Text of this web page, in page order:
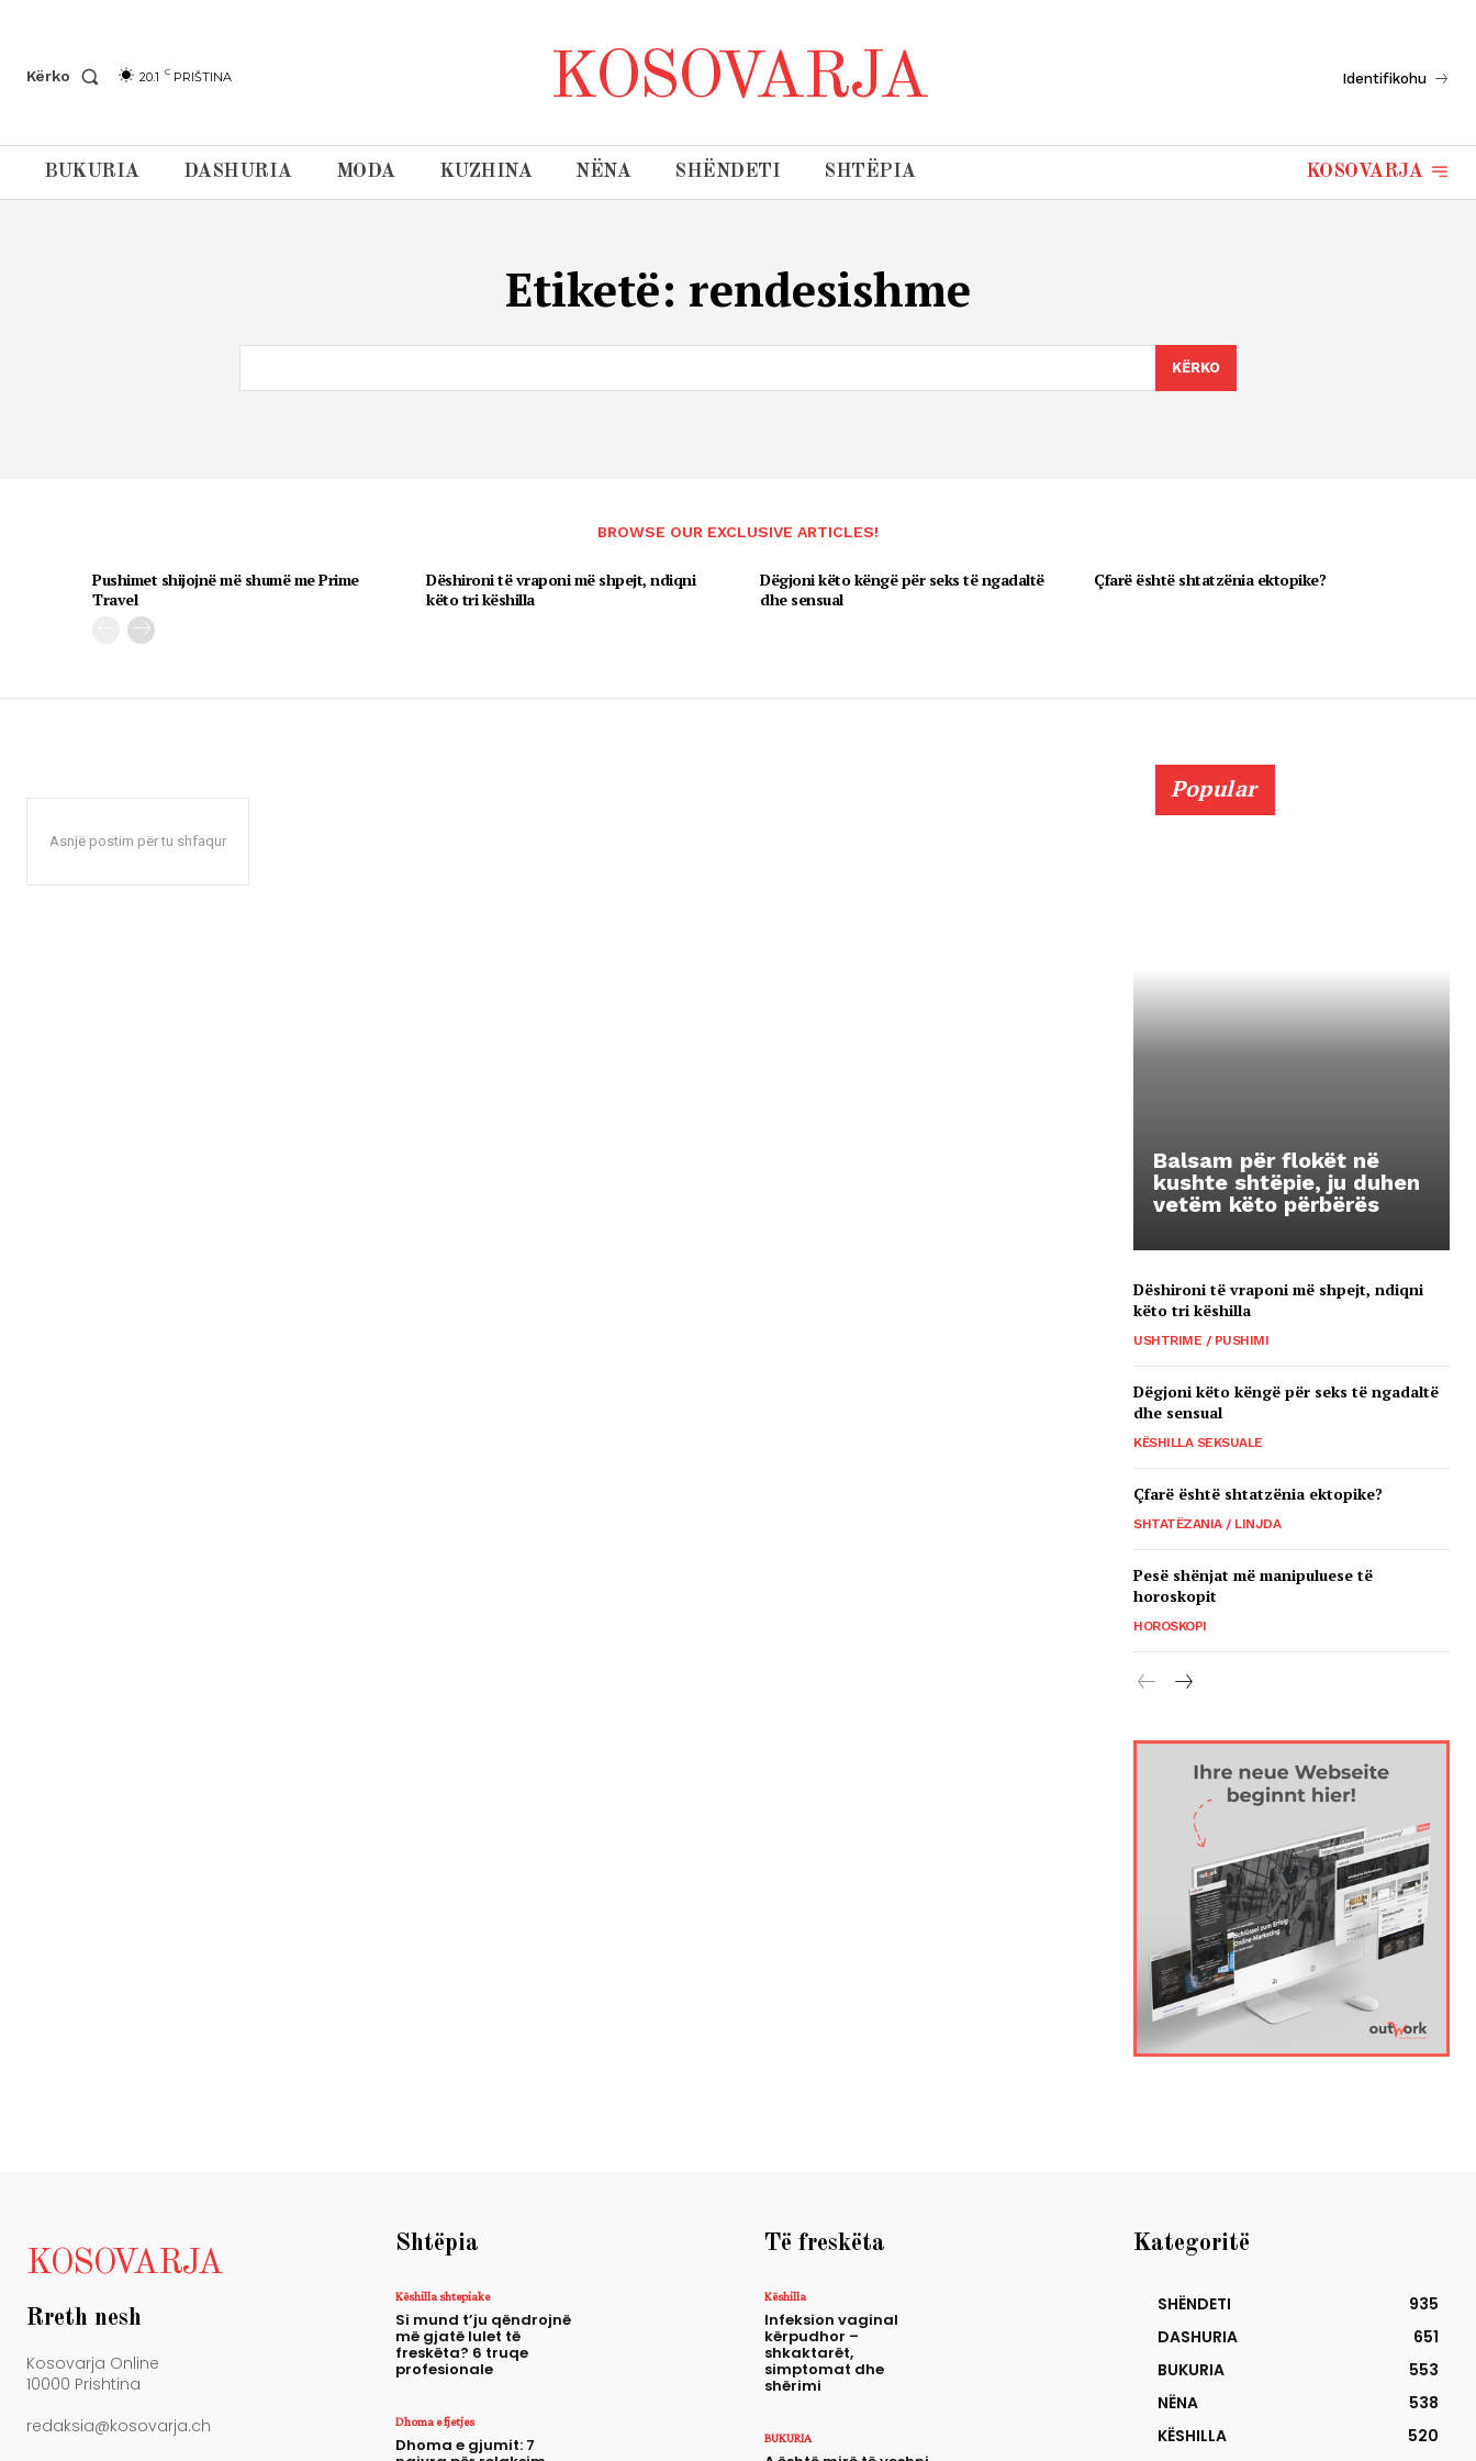
Kërko 20.1 C PRIŠTINA KOSOVARJA Identifikohu
BUKURIA DASHURIA MODA KUZHINA NËNA SHËNDETI SHTËPIA KOSOVARJA
Etiketë: rendesishme
KËRKO
BROWSE OUR EXCLUSIVE ARTICLES!
Pushimet shijojnë më shumë me Prime
Travel
Dëshironi të vraponi më shpejt, ndiqni
këto tri këshilla
Dëgjoni këto këngë për seks të ngadaltë
dhe sensual
Çfarë është shtatzënia ektopike?
Asnjë postim për tu shfaqur
Popular
Balsam për flokët në
kushte shtëpie, ju duhen
vetëm këto përbërës
Dëshironi të vraponi më shpejt, ndiqni
këto tri këshilla
USHTRIME / PUSHIMI
Dëgjoni këto këngë për seks të ngadaltë
dhe sensual
KËSHILLA SEKSUALE
Çfarë është shtatzënia ektopike?
SHTATËZANIA / LINJDA
Pesë shënjat më manipuluese të
horoskopit
HOROSKOPI
KOSOVARJA
Rreth nesh
Kosovarja Online
10000 Prishtina
redaksia@kosovarja.ch
Shtëpia
Këshilla shtepiake
Si mund t’ju qëndrojnë
më gjatë lulet të
freskëta? 6 truqe
profesionale
Dhoma e fjetjes
Dhoma e gjumit: 7
Të freskëta
Këshilla
Infeksion vaginal
kërpudhor –
shkaktarët,
simptomat dhe
shërimi
BUKURIA
Kategoritë
SHËNDETI
935
DASHURIA
651
BUKURIA
553
NËNA
538
KËSHILLA
520